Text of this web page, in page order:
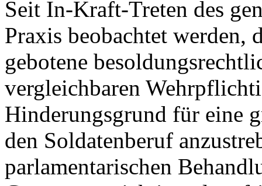
Seit In-Kraft-Treten des
Praxis beobachtet werden,
gebotene
vergleichbaren
Hinderungsgrund für eine
den Soldatenberuf
parlamentarischen